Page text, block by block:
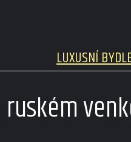
LUXUSNÍ